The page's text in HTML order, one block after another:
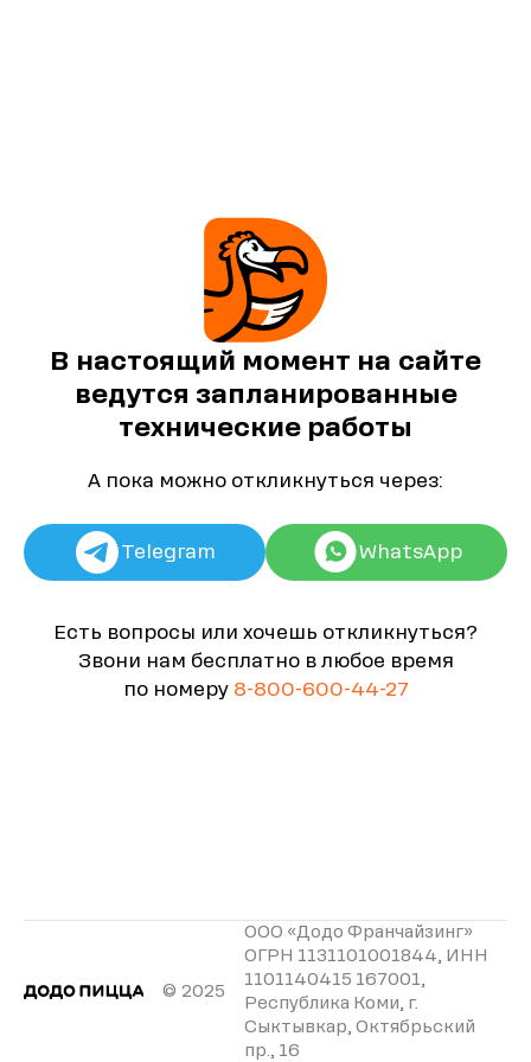
В настоящий момент на сайте
ведутся запланированные
технические работы
А пока можно откликнуться через:
Telegram WhatsApp
Есть вопросы или хочешь откликнуться?
Звони нам бесплатно в любое время
по номеру 8-800-600-44-27
© 2025
ООО «Додо Франчайзинг»
ОГРН 1131101001844, ИНН
1101140415 167001,
Республика Коми, г.
Сыктывкар, Октябрьский
пр., 16